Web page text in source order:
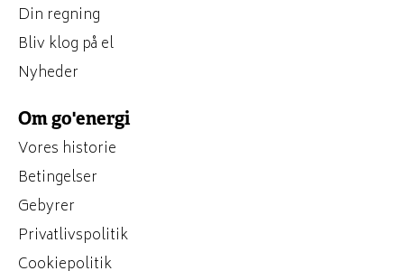
Din regning
Bliv klog på el
Nyheder
Om go'energi
Vores historie
Betingelser
Gebyrer
Privatlivspolitik
Cookiepolitik